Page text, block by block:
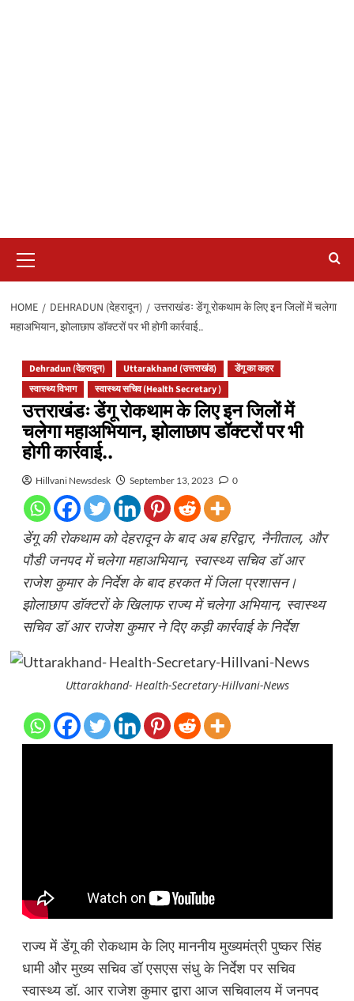
Menu
HOME DEHRADUN (देहरादून)
उत्तराखंडः डेंगू रोकथाम के लिए इन जिलों में चलेगा
महाअभियान, झोलाछाप डॉक्टरों पर भी होगी कार्रवाई..
Dehradun (देहरादून) Uttarakhand (उत्तराखंड)
डेंगू का कहर
स्वास्थ्य विभाग
स्वास्थ्य सचिव (Health Secretary )
उत्तराखंडः डेंगू रोकथाम के लिए इन जिलों में
चलेगा महाअभियान, झोलाछाप डॉक्टरों पर भी
होगी कार्रवाई..
Hillvani Newsdesk September 13, 2023 0
डेंगू की रोकथाम को देहरादून के बाद अब हरिद्वार, नैनीताल, और
पौडी जनपद में चलेगा महाअभियान, स्वास्थ्य सचिव डॉ आर
राजेश कुमार के निर्देश के बाद हरकत में जिला प्रशासन।
झोलाछाप डॉक्टरों के खिलाफ राज्य में चलेगा अभियान, स्वास्थ्य
सचिव डॉ आर राजेश कुमार ने दिए कड़ी कार्रवाई के निर्देश
Uttarakhand- Health-Secretary-Hillvani-News
राज्य में डेंगू की रोकथाम के लिए माननीय मुख्यमंत्री पुष्कर सिंह
धामी और मुख्य सचिव डॉ एसएस संधु के निर्देश पर सचिव
स्वास्थ्य डॉ. आर राजेश कुमार द्वारा आज सचिवालय में जनपद